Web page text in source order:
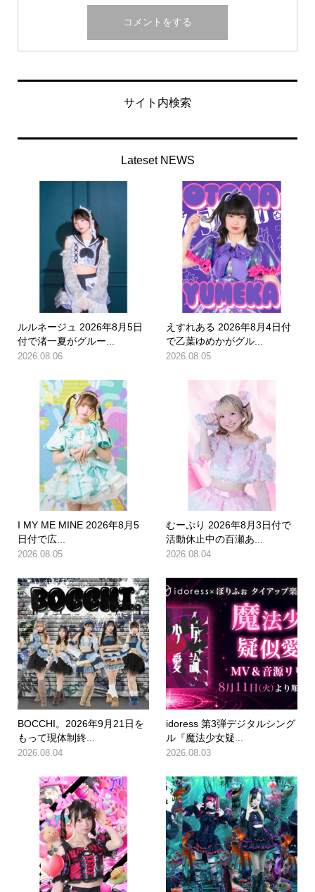
サイト内検索
Lateset NEWS
ルルネージュ 2026年8月5日
付で渚一夏がグルー...
2026.08.06
えすれある 2026年8月4日付
で乙葉ゆめかがグル...
2026.08.05
I MY ME MINE 2026年8月5
日付で広...
2026.08.05
むーぷり 2026年8月3日付で
活動休止中の百瀬あ...
2026.08.04
BOCCHI。2026年9月21日を
もって現体制終...
2026.08.04
idoress 第3弾デジタルシング
ル『魔法少女疑...
2026.08.03